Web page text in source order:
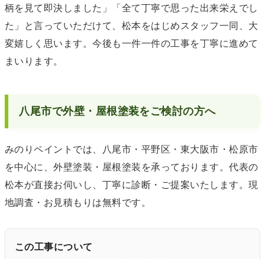
柄を見て即決しました」「全て丁寧で思った出来栄えでし
た」と言っていただけて、松本をはじめスタッフ一同、大
変嬉しく思います。今後も一件一件の工事を丁寧に進めて
まいります。
八尾市で外壁・屋根塗装をご検討の方へ
みのりペイントでは、八尾市・平野区・東大阪市・松原市
を中心に、外壁塗装・屋根塗装を承っております。代表の
松本が直接お伺いし、丁寧に診断・ご提案いたします。現
地調査・お見積もりは無料です。
この工事について